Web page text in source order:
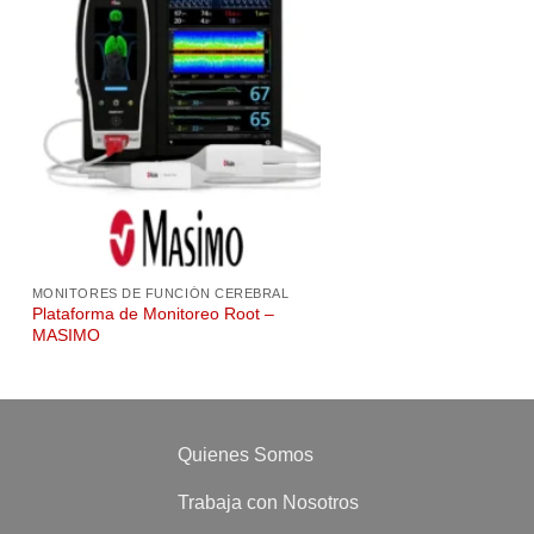
MONITORES DE FUNCIÓN CEREBRAL
Plataforma de Monitoreo Root –
MASIMO
Quienes Somos
Trabaja con Nosotros